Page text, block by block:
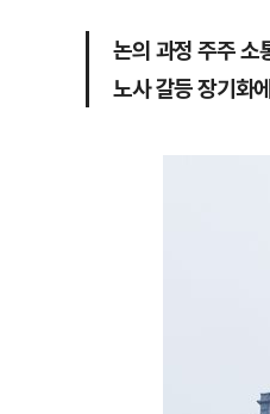
논의 과정 주주 소
노사 갈등 장기화